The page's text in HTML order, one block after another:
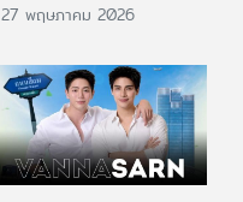
27 พฤษภาคม 2026